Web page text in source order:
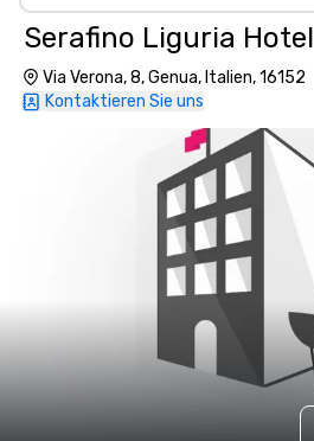
Serafino Liguria Hotel
Via Verona, 8, Genua, Italien, 16152
Kontaktieren Sie uns